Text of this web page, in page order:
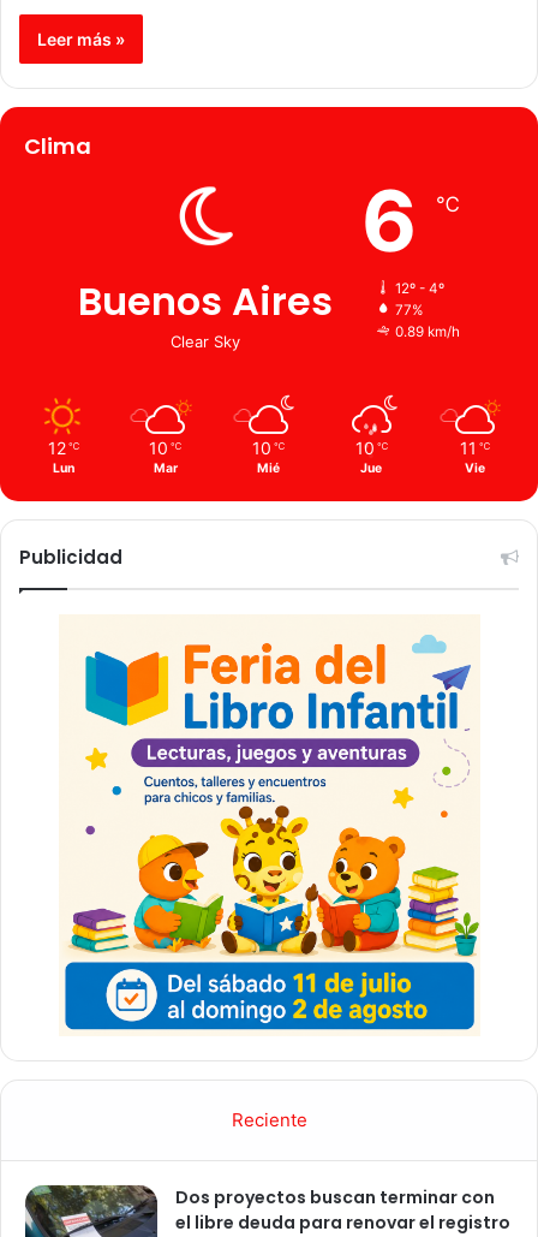
Leer más »
Clima
Buenos Aires
Clear Sky
6 ℃
12º - 4º
77%
0.89 km/h
12 ℃
Lun
10 ℃
Mar
10 ℃
Mié
10 ℃
Jue
11 ℃
Vie
Publicidad
Reciente
Dos proyectos buscan terminar con
el libre deuda para renovar el registro